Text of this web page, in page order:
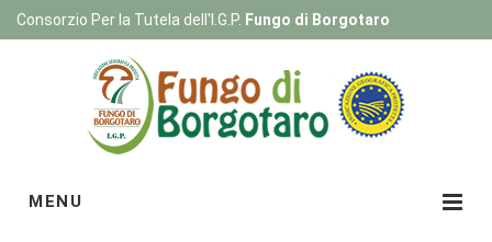
Consorzio Per la Tutela dell'I.G.P. Fungo di Borgotaro
MENU